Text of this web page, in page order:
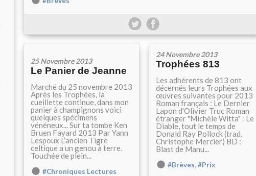
25 Novembre 2013
Le Panier de Jeanne
Marché du 25 novembre 2013
Après les Trophées, la
cueillette continue, dans mon
panier à champignons voici
quelques spécimens
vénéneux... Sur ta tombe Ken
Bruen Fayard 2013 Par Yann
Lespoux L’ancien Tigre
celtique a un genou à terre.
Touchée de plein...
#Chroniques Lectures
24 Novembre 2013
Trophées 813
Les adhérents de 813 ont
décernés leurs Trophées aux
œuvres suivantes pour 2013
Roman français : Le Dernier
Lapon d'Olivier Truc Roman
étranger "Michèle Witta" : Le
Diable, tout le temps de
Donald Ray Pollock (trad.
Christophe Mercier) BD :
Blast de Manu...
#Brèves,#Prix